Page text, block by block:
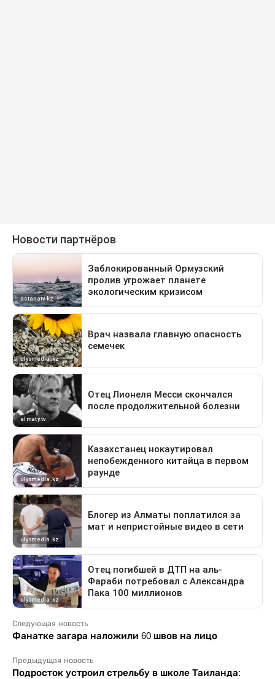
Следующая новость
Фанатке загара наложили 60 швов на лицо
Предыдущая новость
Подросток устроил стрельбу в школе Таиланда: